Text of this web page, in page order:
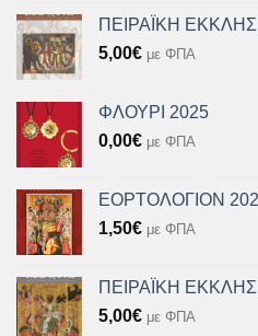
ΠΕΙΡΑΪΚΗ
5,00€ με ΦΠΑ
ΦΛΟΥΡΙ 2025
0,00€ με ΦΠΑ
ΕΟΡΤΟΛΟΓΙΟΝ
1,50€ με ΦΠΑ
ΠΕΙΡΑΪΚΗ
5,00€ με ΦΠΑ